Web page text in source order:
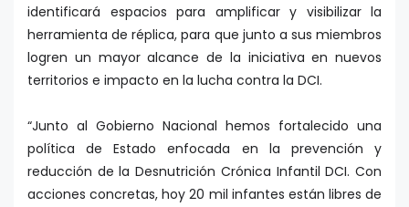
identificará espacios para amplificar y visibilizar la
herramienta de réplica, para que junto a sus miembros
logren un mayor alcance de la iniciativa en nuevos
territorios e impacto en la lucha contra la DCI.
“Junto al Gobierno Nacional hemos fortalecido una
política de Estado enfocada en la prevención y
reducción de la Desnutrición Crónica Infantil DCI. Con
acciones concretas, hoy 20 mil infantes están libres de